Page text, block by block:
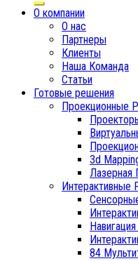
О компании
О нас
Партнеры
Клиенты
Наша Команда
Статьи
Готовые решения
Проекционные
3d
Лазерная
Интерактивные
84